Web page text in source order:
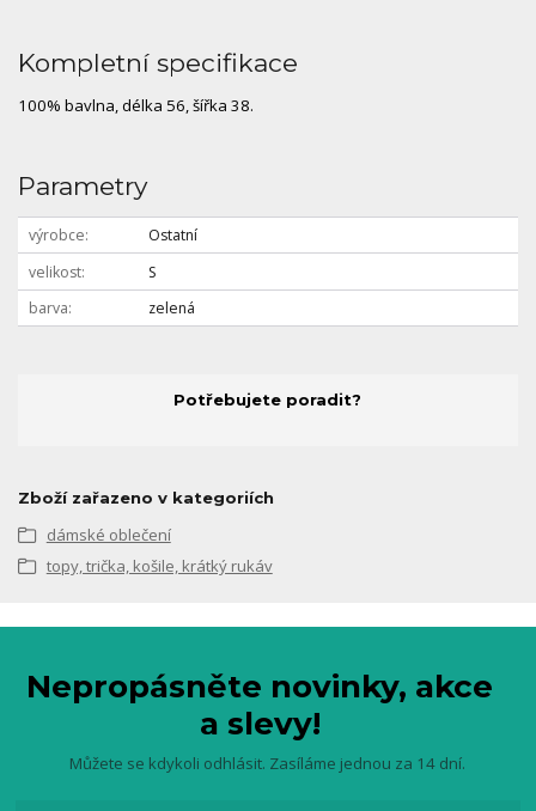
Kompletní specifikace
100% bavlna, délka 56, šířka 38.
Parametry
výrobce
Ostatní
velikost
S
barva
zelená
Potřebujete poradit?
Zboží zařazeno v kategoriích
dámské oblečení
topy, trička, košile, krátký rukáv
Nepropásněte novinky, akce
a slevy!
Můžete se kdykoli odhlásit. Zasíláme jednou za 14 dní.